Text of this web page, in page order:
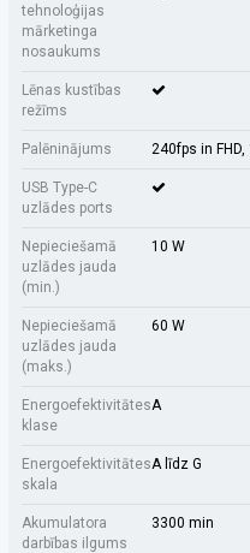
tehnoloģijas
mārketinga
nosaukums
Lēnas kustības
režīms
Palēninājums 240fps in FHD,
USB Type-C
uzlādes ports
Nepieciešamā
uzlādes jauda
(min.)
10 W
Nepieciešamā
uzlādes jauda
(maks.)
60 W
Energoefektivitātes
klase
A
Energoefektivitātes
skala
A līdz G
Akumulatora
darbības ilgums
3300 min